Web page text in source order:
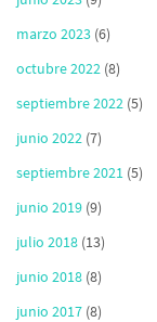
marzo 2023 (6)
octubre 2022 (8)
septiembre 2022 (5)
junio 2022 (7)
septiembre 2021 (5)
junio 2019 (9)
julio 2018 (13)
junio 2018 (8)
junio 2017 (8)